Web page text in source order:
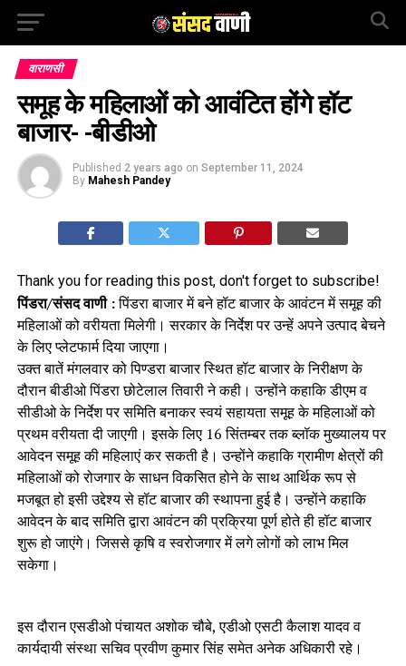
वाराणसी
समूह के महिलाओं को आवंटित होंगे हॉट
बाजार- -बीडीओ
Published 2 years ago on September 11, 2024
By Mahesh Pandey
Thank you for reading this post, don't forget to subscribe!
पिंडरा/संसद वाणी :पिंडरा बाजार में बने हॉट बाजार के आवंटन में समूह की
महिलाओं को वरीयता मिलेगी। सरकार के निर्देश पर उन्हें अपने उत्पाद बेचने
के लिए प्लेटफार्म दिया जाएगा।
उक्त बातें मंगलवार को पिण्डरा बाजार स्थित हॉट बाजार के निरीक्षण के
दौरान बीडीओ पिंडरा छोटेलाल तिवारी ने कही। उन्होंने कहाकि डीएम व
सीडीओ के निर्देश पर समिति बनाकर स्वयं सहायता समूह के महिलाओं को
प्रथम वरीयता दी जाएगी। इसके लिए 16 सिंतम्बर तक ब्लॉक मुख्यालय पर
आवेदन समूह की महिलाएं कर सकती है। उन्होंने कहाकि ग्रामीण क्षेत्रों की
महिलाओं को रोजगार के साधन विकसित होने के साथ आर्थिक रूप से
मजबूत हो इसी उद्देश्य से हॉट बाजार की स्थापना हुई है। उन्होंने कहाकि
आवेदन के बाद समिति द्वारा आवंटन की प्रक्रिया पूर्ण होते ही हॉट बाजार
शुरू हो जाएंगे। जिससे कृषि व स्वरोजगार में लगे लोगों को लाभ मिल
सकेगा।
इस दौरान एसडीओ पंचायत अशोक चौबे, एडीओ एसटी कैलाश यादव व
कार्यदायी संस्था सचिव प्रवीण कुमार सिंह समेत अनेक अधिकारी रहे।